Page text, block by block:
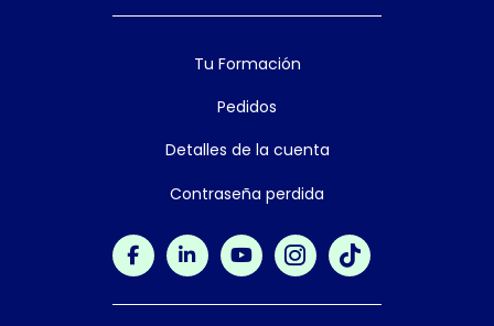
Tu Formación
Pedidos
Detalles de la cuenta
Contraseña perdida